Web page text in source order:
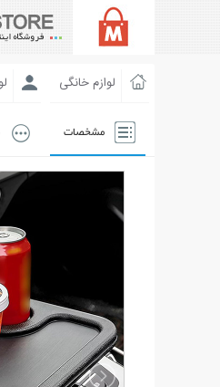
لوازم خانگی
مشخصات